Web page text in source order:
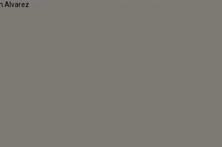
Alvarez